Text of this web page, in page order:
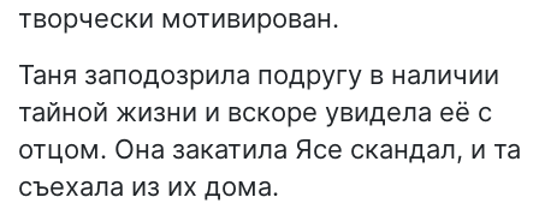
творчески мотивирован.
Таня заподозрила подругу в наличии
тайной жизни и вскоре увидела её с
отцом. Она закатила Ясе скандал, и та
съехала из их дома.